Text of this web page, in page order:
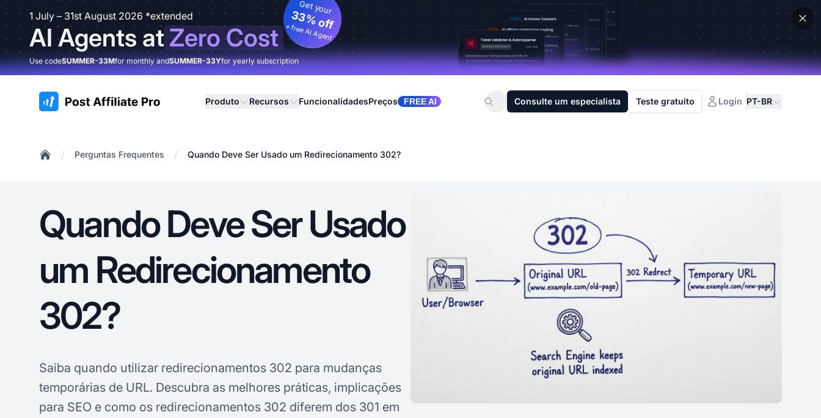
1 July – 31st August 2026 *extended
AI Agents atZero Cost
Get your
33% off
+ free AI Agent
Use codeSUMMER-33Mfor monthly andSUMMER-33Yfor yearly subscription
:site.title Produto Recursos FuncionalidadesPreços FREE AI Consulte um especialista Teste gratuito Login PT-BR
/ Perguntas Frequentes / Quando Deve Ser Usado um Redirecionamento 302?
Quando Deve Ser Usado
um Redirecionamento
302?
Saiba quando utilizar redirecionamentos 302 para mudanças
temporárias de URL. Descubra as melhores práticas, implicações
para SEO e como os redirecionamentos 302 diferem dos 301 em